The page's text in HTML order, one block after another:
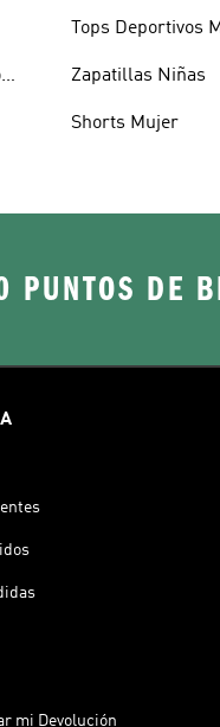
Tops Deportivos
Zapatillas Niñas
Shorts Mujer
DE
mi Devolución